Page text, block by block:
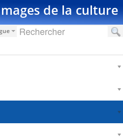
de la culture